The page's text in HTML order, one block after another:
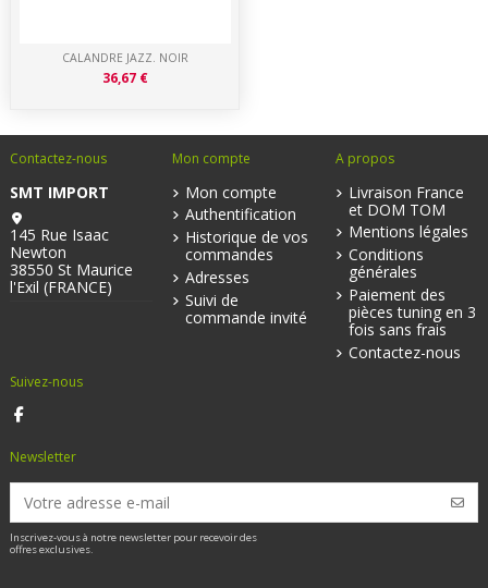
CALANDRE JAZZ. NOIR
36,67 €
Contactez-nous
SMT IMPORT
145 Rue Isaac
Newton
38550 St Maurice
l'Exil (FRANCE)
Mon compte
Mon compte
Authentification
Historique de vos
commandes
Adresses
Suivi de
commande invité
A propos
Livraison France
et DOM TOM
Mentions légales
Conditions
générales
Paiement des
pièces tuning en 3
fois sans frais
Contactez-nous
Suivez-nous
Newsletter
Inscrivez-vous à notre newsletter pour recevoir des
offres exclusives.